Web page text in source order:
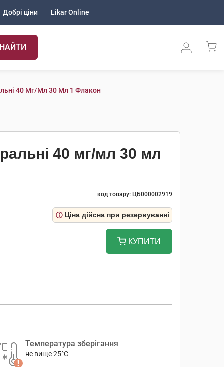
Добрі ціни Likar Online
40 Мг/мл 30 Мл 1 Флакон
40 мг/мл 30 мл
код товару: ЦБ000002919
Ціна дійсна при резервуванні
КУПИТИ
Температура зберігання
не вище 25°C